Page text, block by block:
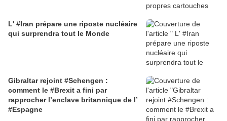
L' #Iran prépare une riposte nucléaire
qui surprendra tout le Monde
Gibraltar rejoint #Schengen :
comment le #Brexit a fini par
rapprocher l’enclave britannique de l’
#Espagne